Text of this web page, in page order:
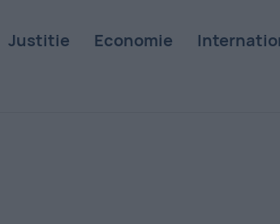
Justitie Economie